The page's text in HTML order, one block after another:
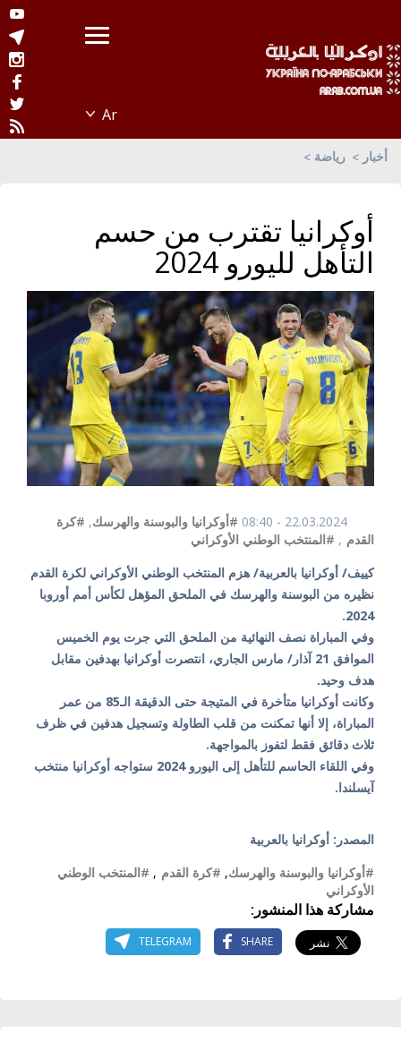
أخبار رياضة
أوكرانيا تقترب من حسم
التأهل لليورو 2024
22.03.2024 - 08:40 #أوكرانيا والبوسنة والهرسك, #كرة
القدم , #المنتخب الوطني الأوكراني
كييف/ أوكرانيا بالعربية/ هزم المنتخب الوطني الأوكراني لكرة القدم
نظيره من البوسنة والهرسك في الملحق المؤهل لكأس أمم أوروبا
2024.
وفي المباراة نصف النهائية من الملحق التي جرت يوم الخميس
الموافق 21 آذار/ مارس الجاري، انتصرت أوكرانيا بهدفين مقابل
هدف وحيد.
وكانت أوكرانيا متأخرة في المتيجة حتى الدقيقة الـ85 من عمر
المباراة، إلا أنها تمكنت من قلب الطاولة وتسجيل هدفين في ظرف
ثلاث دقائق فقط لتفوز بالمواجهة.
وفي اللقاء الحاسم للتأهل إلى اليورو 2024 ستواجه أوكرانيا منتخب
آيسلندا.
المصدر: أوكرانيا بالعربية
#أوكرانيا والبوسنة والهرسك, #كرة القدم , #المنتخب الوطني
الأوكراني
مشاركة هذا المنشور:
SHARE
TELEGRAM